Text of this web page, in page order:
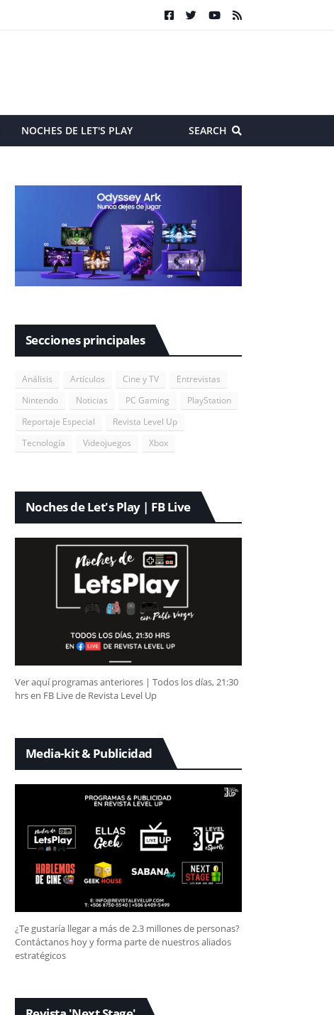
NOCHES DE LET'S PLAY SEARCH
Secciones principales
Análisis Artículos Cine y TV
Entrevistas
Nintendo
Noticias PC Gaming
PlayStation
Reportaje Especial
Revista Level Up
Tecnología
Videojuegos Xbox
Noches de Let's Play | FB Live
Ver aquí programas anteriores | Todos los días, 21:30
hrs en FB Live de Revista Level Up
Media-kit & Publicidad
¿Te gustaría llegar a más de 2.3 millones de personas?
Contáctanos hoy y forma parte de nuestros aliados
estratégicos